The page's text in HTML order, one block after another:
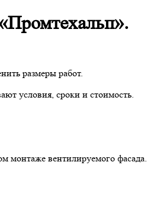
размеры работ.
условия, сроки и стоимость.
монтаже вентилируемого фасада.